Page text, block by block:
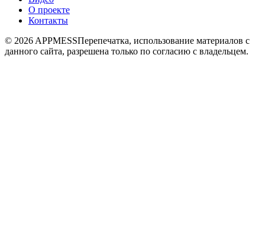
О проекте
Контакты
© 2026 APPMESSПерепечатка, использование материалов с
данного сайта, разрешена только по согласию с владельцем.